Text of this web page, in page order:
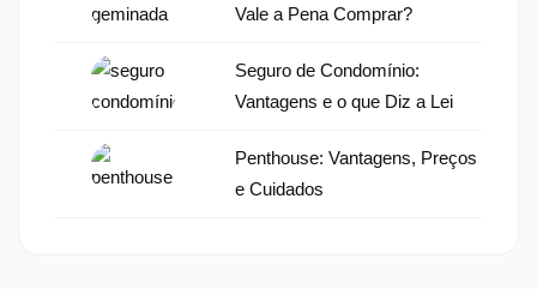
Vale a Pena Comprar?
Seguro de Condomínio:
Vantagens e o que Diz a Lei
Penthouse: Vantagens, Preços
e Cuidados